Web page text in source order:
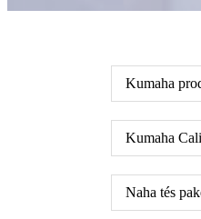
Kumaha
Kumaha
Naha tés